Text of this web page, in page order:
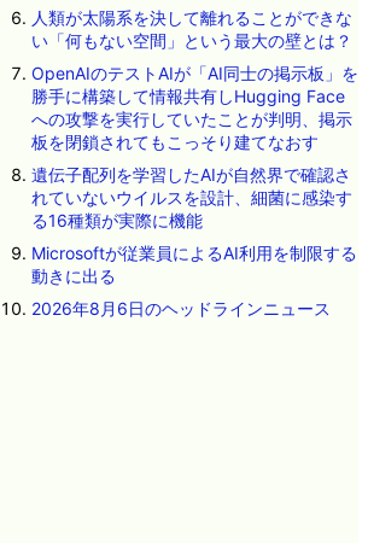
人類が太陽系を決して離れることができな
い「何もない空間」という最大の壁とは？
OpenAIのテストAIが「AI同士の掲示板」を
勝手に構築して情報共有しHugging Face
への攻撃を実行していたことが判明、掲示
板を閉鎖されてもこっそり建てなおす
遺伝子配列を学習したAIが自然界で確認さ
れていないウイルスを設計、細菌に感染す
る16種類が実際に機能
Microsoftが従業員によるAI利用を制限する
動きに出る
2026年8月6日のヘッドラインニュース